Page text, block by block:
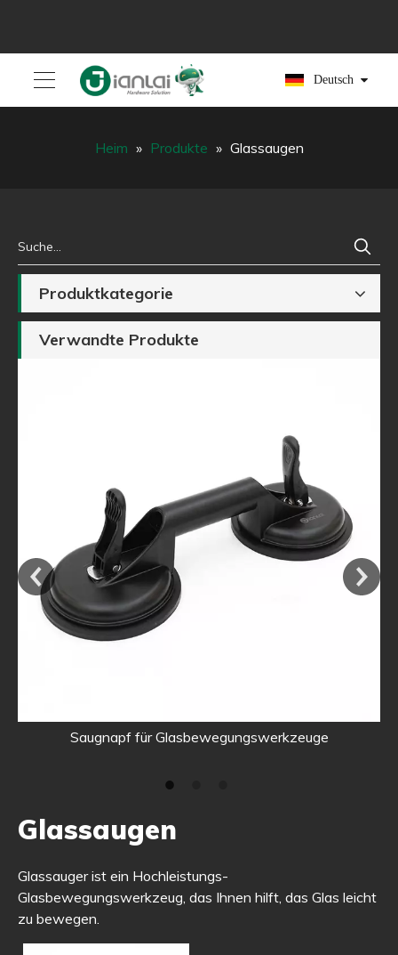
Deutsch
Heim » Produkte » Glassaugen
Produktkategorie
Verwandte Produkte
Saugnapf für Glasbewegungswerkzeuge
Glassaugen
Glassauger ist ein Hochleistungs-
Glasbewegungswerkzeug, das Ihnen hilft, das Glas leicht
zu bewegen.